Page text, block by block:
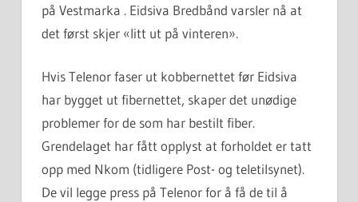
på Vestmarka . Eidsiva Bredbånd varsler nå at
det først skjer «litt ut på vinteren».
Hvis Telenor faser ut kobbernettet før Eidsiva
har bygget ut fibernettet, skaper det unødige
problemer for de som har bestilt fiber.
Grendelaget har fått opplyst at forholdet er tatt
opp med Nkom (tidligere Post- og teletilsynet).
De vil legge press på Telenor for å få de til å